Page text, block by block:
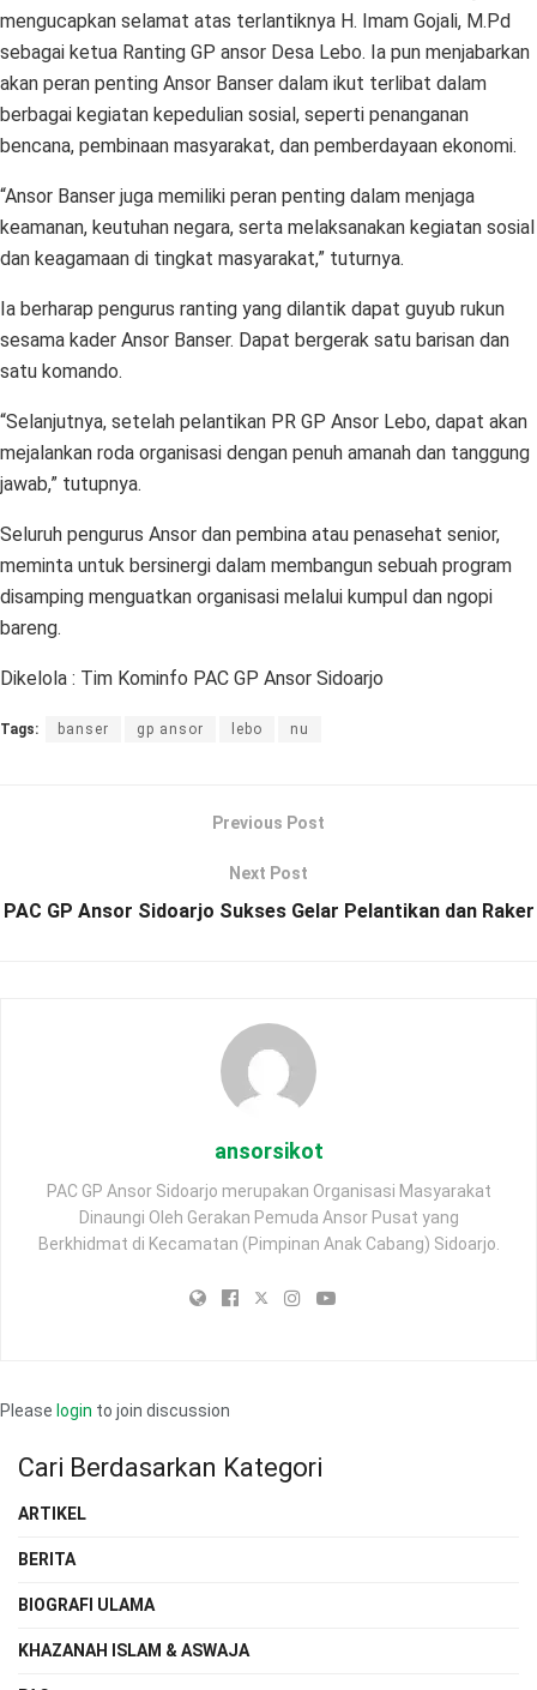
mengucapkan selamat atas terlantiknya H. Imam Gojali, M.Pd
sebagai ketua Ranting GP ansor Desa Lebo. Ia pun menjabarkan
akan peran penting Ansor Banser dalam ikut terlibat dalam
berbagai kegiatan kepedulian sosial, seperti penanganan
bencana, pembinaan masyarakat, dan pemberdayaan ekonomi.
“Ansor Banser juga memiliki peran penting dalam menjaga
keamanan, keutuhan negara, serta melaksanakan kegiatan sosial
dan keagamaan di tingkat masyarakat,” tuturnya.
Ia berharap pengurus ranting yang dilantik dapat guyub rukun
sesama kader Ansor Banser. Dapat bergerak satu barisan dan
satu komando.
“Selanjutnya, setelah pelantikan PR GP Ansor Lebo, dapat akan
mejalankan roda organisasi dengan penuh amanah dan tanggung
jawab,” tutupnya.
Seluruh pengurus Ansor dan pembina atau penasehat senior,
meminta untuk bersinergi dalam membangun sebuah program
disamping menguatkan organisasi melalui kumpul dan ngopi
bareng.
Dikelola : Tim Kominfo PAC GP Ansor Sidoarjo
Tags: banser gp ansor lebo nu
Previous Post
Next Post
PAC GP Ansor Sidoarjo Sukses Gelar Pelantikan dan Raker
ansorsikot
PAC GP Ansor Sidoarjo merupakan Organisasi Masyarakat
Dinaungi Oleh Gerakan Pemuda Ansor Pusat yang
Berkhidmat di Kecamatan (Pimpinan Anak Cabang) Sidoarjo.
Please login to join discussion
Cari Berdasarkan Kategori
ARTIKEL
BERITA
BIOGRAFI ULAMA
KHAZANAH ISLAM & ASWAJA